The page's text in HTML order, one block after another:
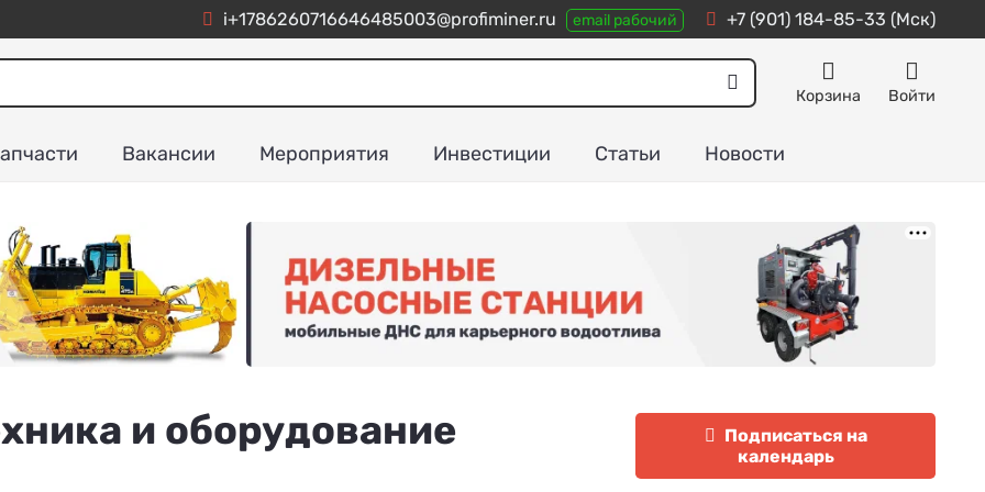
i+1786260716646485003@profiminer.ru email рабочий +7 (901) 184-85-33 (Мск)
Корзина Войти
Вакансии Мероприятия Инвестиции Статьи Новости
и оборудование
Подписаться на
календарь